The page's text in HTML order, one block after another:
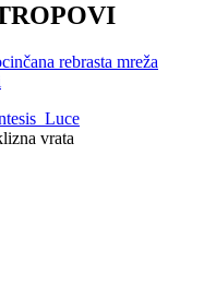
rebrasta mreža
vrata